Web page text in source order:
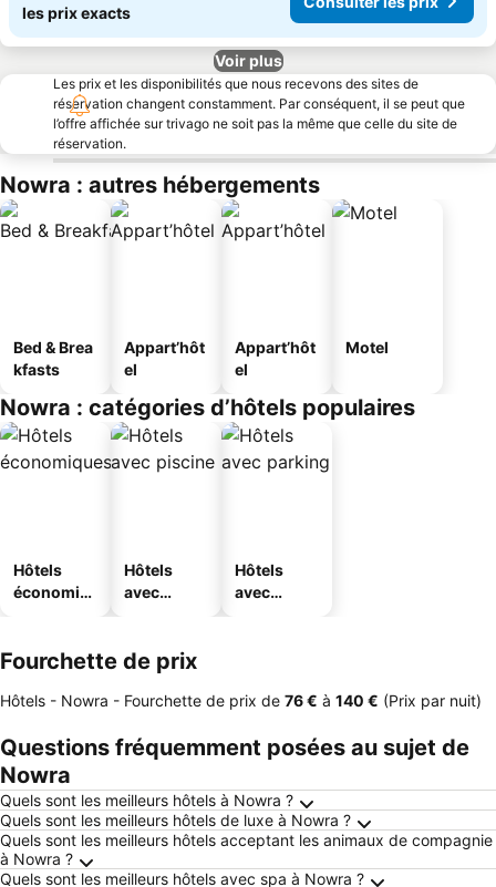
les prix exacts
Voir plus
Les prix et les disponibilités que nous recevons des sites de
réservation changent constamment. Par conséquent, il se peut que
l’offre affichée sur trivago ne soit pas la même que celle du site de
réservation.
Nowra : autres hébergements
Bed & Brea
kfasts
Appart’hôt
el
Appart’hôt
el
Motel
Nowra : catégories d’hôtels populaires
Hôtels
économiq
Hôtels
avec
Hôtels
avec
Fourchette de prix
Hôtels - Nowra - Fourchette de prix de ‎76 € à ‎140 € (Prix par nuit)
Questions fréquemment posées au sujet de
Nowra
Quels sont les meilleurs hôtels à Nowra ?
Quels sont les meilleurs hôtels de luxe à Nowra ?
Quels sont les meilleurs hôtels acceptant les animaux de compagnie
à Nowra ?
Quels sont les meilleurs hôtels avec spa à Nowra ?